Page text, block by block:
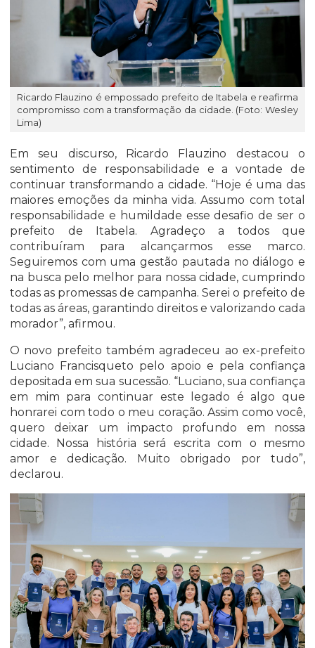
Ricardo Flauzino é empossado prefeito de Itabela e reafirma
compromisso com a transformação da cidade. (Foto: Wesley
Lima)
Em seu discurso, Ricardo Flauzino destacou o
sentimento de responsabilidade e a vontade de
continuar transformando a cidade. “Hoje é uma das
maiores emoções da minha vida. Assumo com total
responsabilidade e humildade esse desafio de ser o
prefeito de Itabela. Agradeço a todos que
contribuíram para alcançarmos esse marco.
Seguiremos com uma gestão pautada no diálogo e
na busca pelo melhor para nossa cidade, cumprindo
todas as promessas de campanha. Serei o prefeito de
todas as áreas, garantindo direitos e valorizando cada
morador”, afirmou.
O novo prefeito também agradeceu ao ex-prefeito
Luciano Francisqueto pelo apoio e pela confiança
depositada em sua sucessão. “Luciano, sua confiança
em mim para continuar este legado é algo que
honrarei com todo o meu coração. Assim como você,
quero deixar um impacto profundo em nossa
cidade. Nossa história será escrita com o mesmo
amor e dedicação. Muito obrigado por tudo”,
declarou.